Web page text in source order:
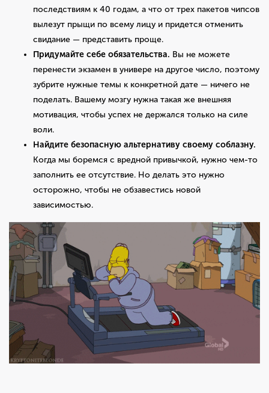
последствиям к 40 годам, а что от трех пакетов чипсов
вылезут прыщи по всему лицу и придется отменить
свидание — представить проще.
Придумайте себе обязательства. Вы не можете
перенести экзамен в универе на другое число, поэтому
зубрите нужные темы к конкретной дате — ничего не
поделать. Вашему мозгу нужна такая же внешняя
мотивация, чтобы успех не держался только на силе
воли.
Найдите безопасную альтернативу своему соблазну.
Когда мы боремся с вредной привычкой, нужно чем-то
заполнить ее отсутствие. Но делать это нужно
осторожно, чтобы не обзавестись новой
зависимостью.